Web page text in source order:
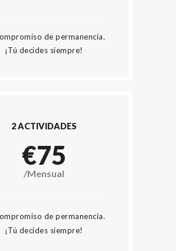
de permanencia.
¡Tú decides siempre!
2 ACTIVIDADES
€75
/Mensual
de permanencia.
¡Tú decides siempre!